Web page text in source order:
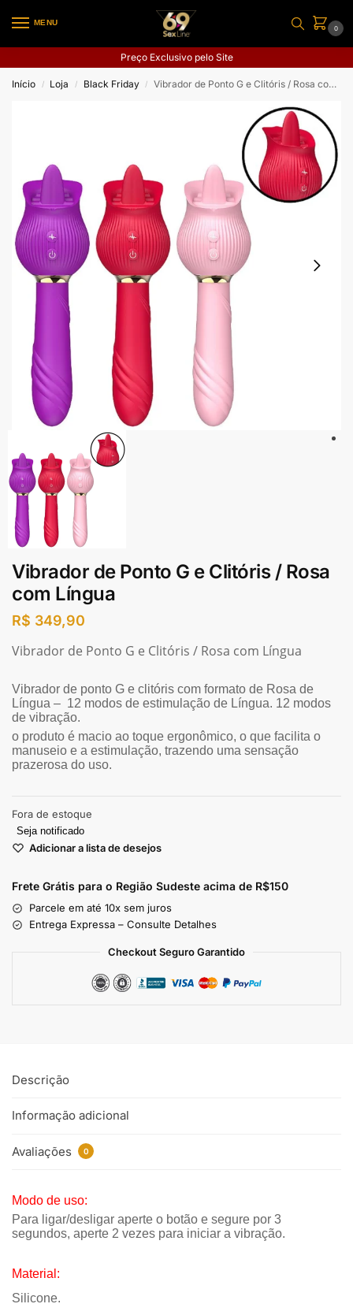
MENU
0
Preço Exclusivo pelo Site
Início / Loja / Black Friday / Vibrador de Ponto G e Clitóris / Rosa com Língua
Vibrador de Ponto G e Clitóris / Rosa
com Língua
R$ 349,90
Vibrador de Ponto G e Clitóris / Rosa com Língua
Vibrador de ponto G e clitóris com formato de Rosa de
Língua – 12 modos de estimulação de Língua. 12 modos
de vibração.
o produto é macio ao toque ergonômico, o que facilita o
manuseio e a estimulação, trazendo uma sensação
prazerosa do uso.
Fora de estoque
Seja notificado
Adicionar a lista de desejos
Frete Grátis para o Região Sudeste acima de R$150
Parcele em até 10x sem juros
Entrega Expressa – Consulte Detalhes
Checkout Seguro Garantido
Descrição
Informação adicional
Avaliações 0
Modo de uso:
Para ligar/desligar aperte o botão e segure por 3
segundos, aperte 2 vezes para iniciar a vibração.
Material:
Silicone.